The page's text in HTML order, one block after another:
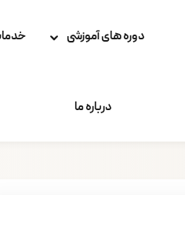
دوره های آموزشی
درباره ما